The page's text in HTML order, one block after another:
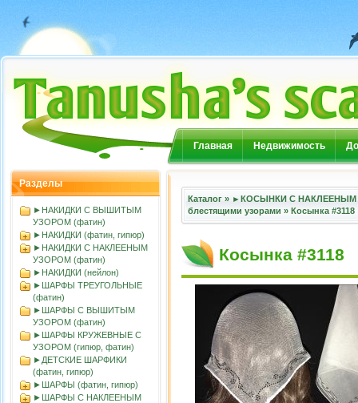
Главная Недвижимость
Разделы
►НАКИДКИ С ВЫШИТЫМ
УЗОРОМ (фатин)
►НАКИДКИ (фатин, гипюр)
►НАКИДКИ С НАКЛЕЕНЫМ
УЗОРОМ (фатин)
►НАКИДКИ (нейлон)
►ШАРФЫ ТРЕУГОЛЬНЫЕ
(фатин)
►ШАРФЫ С ВЫШИТЫМ
УЗОРОМ (фатин)
►ШАРФЫ КРУЖЕВНЫЕ С
УЗОРОМ (гипюр, фатин)
►ДЕТСКИЕ ШАРФИКИ
(фатин, гипюр)
►ШАРФЫ (фатин, гипюр)
►ШАРФЫ С НАКЛЕЕНЫМ
Каталог » ►КОСЫНКИ С НАКЛЕЕНЫМ
блестящими узорами » Косынка #3118
Косынка #3118